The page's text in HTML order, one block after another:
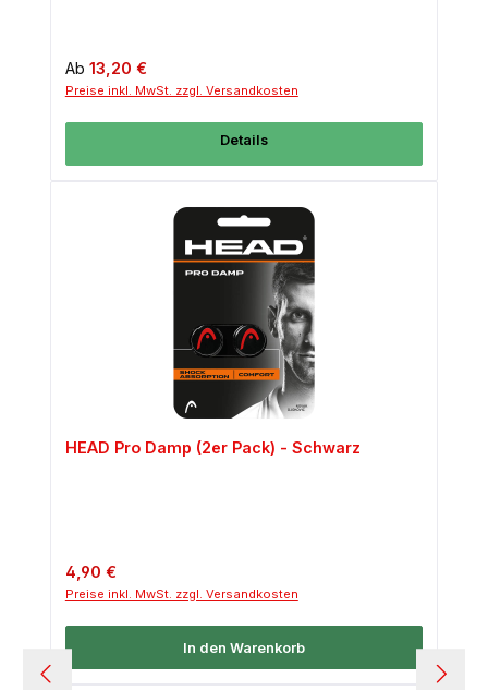
Regulärer Preis:
Ab 13,20 €
Preise inkl. MwSt. zzgl. Versandkosten
Details
HEAD Pro Damp (2er Pack) - Schwarz
Regulärer Preis:
4,90 €
Preise inkl. MwSt. zzgl. Versandkosten
In den Warenkorb